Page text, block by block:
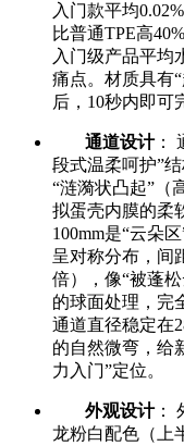
入门款平均
比普通TPE高
入门级产品平均
痛点。材质具有
后，10秒内即可
通道设计：
段式温柔呵护”
“涟漪状凸起”（
拟蛋壳内膜的柔
100mm是“云朵
呈对称分布，间
倍），像“被蓬
的球面处理，完
通道直径稳定在
的自然微弯，给
力入门”定位。
外观设计：
龙粉白配色（上